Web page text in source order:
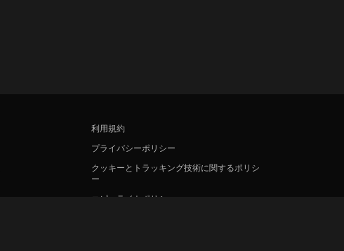
利用規約
プライバシーポリシー
クッキーとトラッキング技術に関するポリシ
ー
コピーライトポリシー